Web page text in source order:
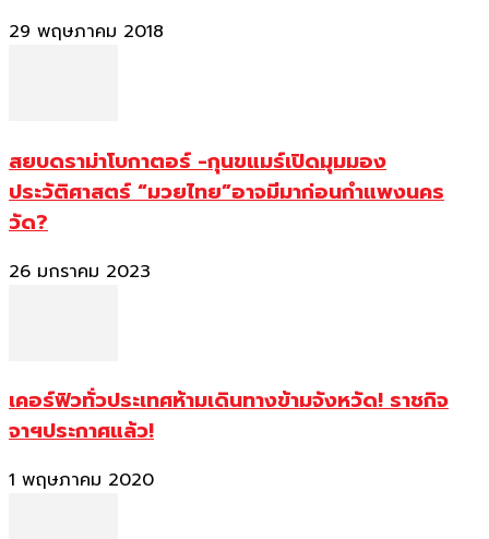
29 พฤษภาคม 2018
สยบดราม่าโบกาตอร์ -กุนขแมร์เปิดมุมมอง
ประวัติศาสตร์ “มวยไทย”อาจมีมาก่อนกำแพงนคร
วัด?
26 มกราคม 2023
เคอร์ฟิวทั่วประเทศห้ามเดินทางข้ามจังหวัด! ราชกิจ
จาฯประกาศแล้ว!
1 พฤษภาคม 2020